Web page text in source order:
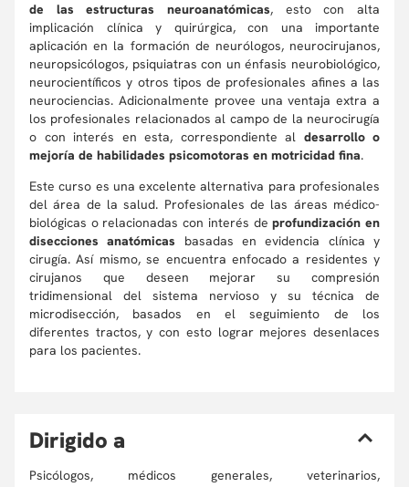
de las estructuras neuroanatómicas, esto con alta
implicación clínica y quirúrgica, con una importante
aplicación en la formación de neurólogos, neurocirujanos,
neuropsicólogos, psiquiatras con un énfasis neurobiológico,
neurocientíficos y otros tipos de profesionales afines a las
neurociencias. Adicionalmente provee una ventaja extra a
los profesionales relacionados al campo de la neurocirugía
o con interés en esta, correspondiente al desarrollo o
mejoría de habilidades psicomotoras en motricidad fina.
Este curso es una excelente alternativa para profesionales
del área de la salud. Profesionales de las áreas médico-
biológicas o relacionadas con interés deprofundización en
disecciones anatómicas basadas en evidencia clínica y
cirugía. Así mismo, se encuentra enfocado a residentes y
cirujanos que deseen mejorar su compresión
tridimensional del sistema nervioso y su técnica de
microdisección, basados en el seguimiento de los
diferentes tractos, y con esto lograr mejores desenlaces
para los pacientes.
Dirigido a
Psicólogos, médicos generales, veterinarios,